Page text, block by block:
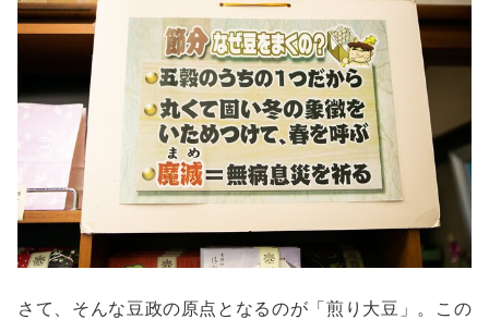
さて、そんな豆政の原点となるのが「煎り大豆」。この